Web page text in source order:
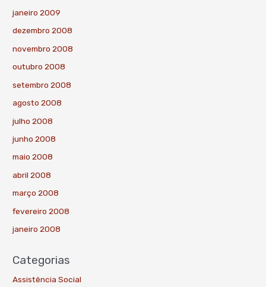
janeiro 2009
dezembro 2008
novembro 2008
outubro 2008
setembro 2008
agosto 2008
julho 2008
junho 2008
maio 2008
abril 2008
março 2008
fevereiro 2008
janeiro 2008
Categorias
Assistência Social